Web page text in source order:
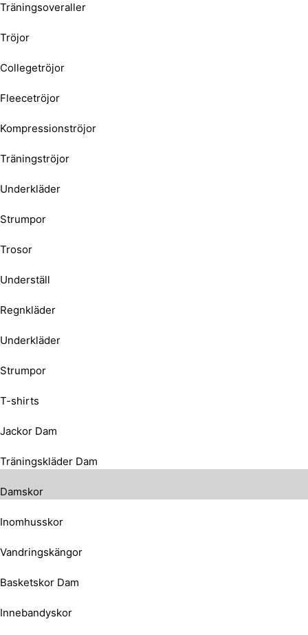
Träningsoveraller
Tröjor
Collegetröjor
Fleecetröjor
Kompressionströjor
Träningströjor
Underkläder
Strumpor
Trosor
Underställ
Regnkläder
Underkläder
Strumpor
T-shirts
Jackor Dam
Träningskläder Dam
Damskor
Inomhusskor
Vandringskängor
Basketskor Dam
Innebandyskor